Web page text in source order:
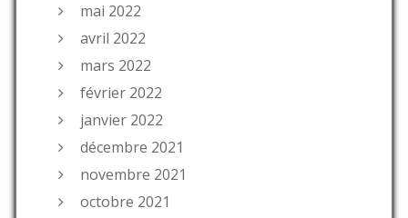
mai 2022
avril 2022
mars 2022
février 2022
janvier 2022
décembre 2021
novembre 2021
octobre 2021